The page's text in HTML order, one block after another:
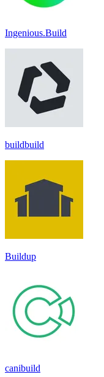
Ingenious.Build
buildbuild
Buildup
canibuild